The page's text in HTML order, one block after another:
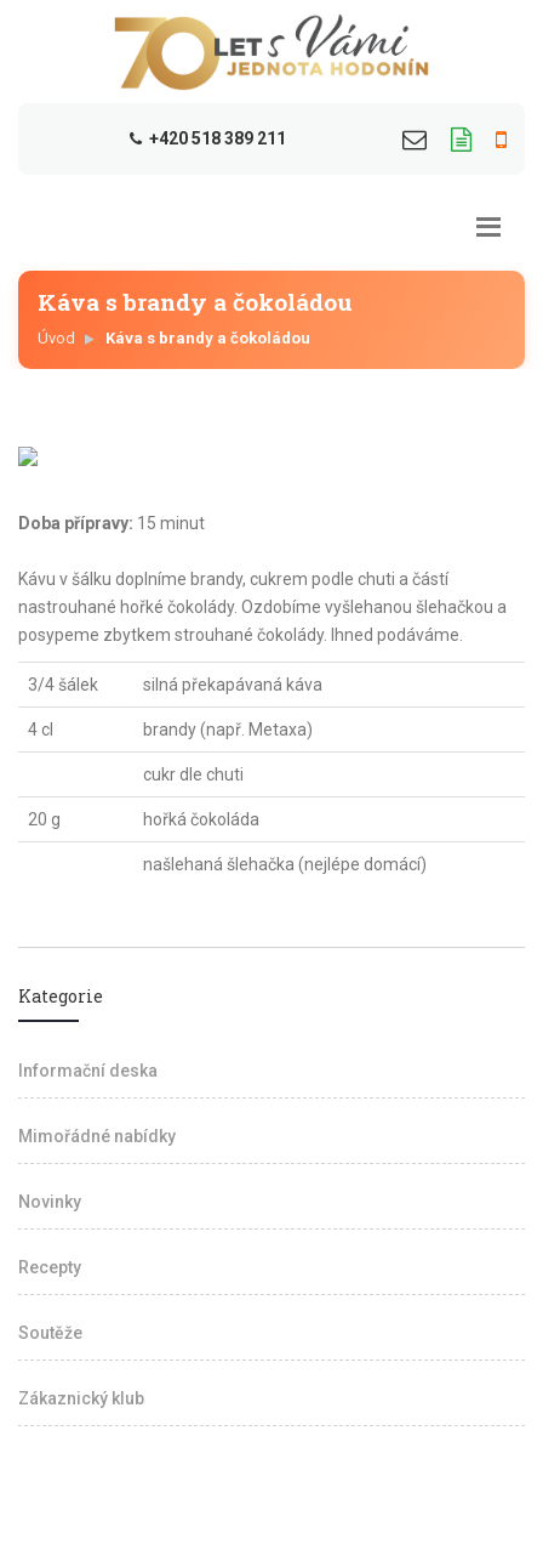
+420 518 389 211
Káva s brandy a čokoládou
Úvod Káva s brandy a čokoládou
Doba přípravy: 15 minut
Kávu v šálku doplníme brandy, cukrem podle chuti a částí
nastrouhané hořké čokolády. Ozdobíme vyšlehanou šlehačkou a
posypeme zbytkem strouhané čokolády. Ihned podáváme.
3/4 šálek silná překapávaná káva
4 cl brandy (např. Metaxa)
cukr dle chuti
20 g hořká čokoláda
našlehaná šlehačka (nejlépe domácí)
Kategorie
Informační deska
Mimořádné nabídky
Novinky
Recepty
Soutěže
Zákaznický klub